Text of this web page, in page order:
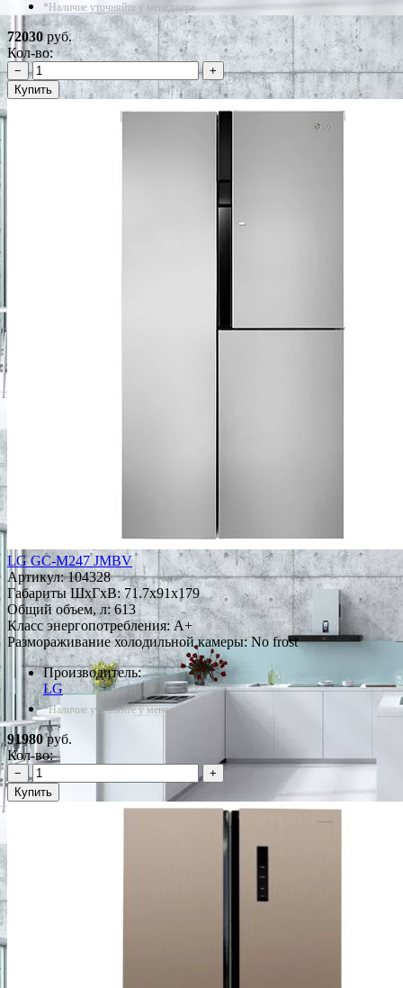
*Наличие уточняйте у менеджера
72030руб.
Кол-во:
−
+
Купить
LG GC-M247 JMBV
Артикул:104328
Габариты ШxГxВ: 71.7x91x179
Общий объем, л: 613
Класс энергопотребления: A+
Размораживание холодильной камеры: No frost
Производитель:
LG
*Наличие уточняйте у менеджера
91980руб.
Кол-во:
−
+
Купить